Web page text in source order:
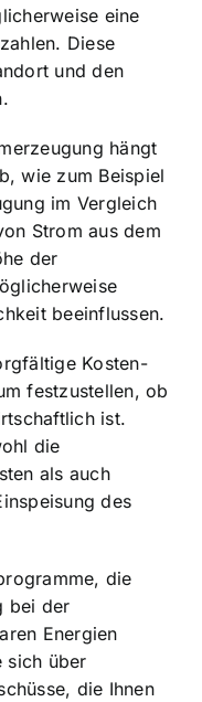
eine
Diese
und den
hängt
wie zum Beispiel
im Vergleich
Strom aus dem
der
beeinflussen.
Kosten-
festzustellen, ob
ist.
die
als auch
des
die
bei der
Energien
sich über
die Ihnen